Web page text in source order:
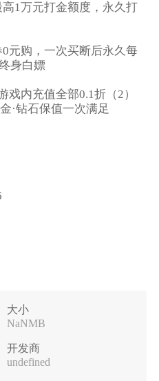
1万元打金额度，永久打
元购，一次买断后永久每
身白嫖
内充值全部0.1折（2）
·钻石保值一次满足
大小
NaNMB
开发商
undefined